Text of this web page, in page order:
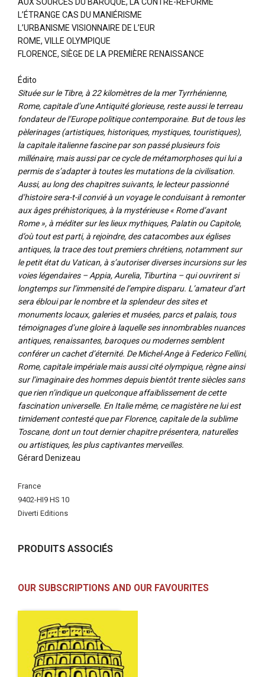
L’ÉTRANGE CAS DU MANIÉRISME
L’URBANISME VISIONNAIRE DE L’EUR
ROME, VILLE OLYMPIQUE
FLORENCE, SIÈGE DE LA PREMIÈRE RENAISSANCE
Édito
Située sur le Tibre, à 22 kilomètres de la mer Tyrrhénienne,
Rome, capitale d’une Antiquité glorieuse, reste aussi le terreau
fondateur de l’Europe politique contemporaine. But de tous les
pèlerinages (artistiques, historiques, mystiques, touristiques),
la capitale italienne fascine par son passé plusieurs fois
millénaire, mais aussi par ce cycle de métamorphoses qui lui a
permis de s’adapter à toutes les mutations de la civilisation.
Aussi, au long des chapitres suivants, le lecteur passionné
d’histoire sera-t-il convié à un voyage le conduisant à remonter
aux âges préhistoriques, à la mystérieuse « Rome d’avant
Rome », à méditer sur les lieux mythiques, Palatin ou Capitole,
d’où tout est parti, à rejoindre, des catacombes aux églises
antiques, la trace des tout premiers chrétiens, notamment sur
le petit état du Vatican, à s’autoriser diverses incursions sur les
voies légendaires – Appia, Aurelia, Tiburtina – qui ouvrirent si
longtemps sur l’immensité de l’empire disparu. L’amateur d’art
sera ébloui par le nombre et la splendeur des sites et
monuments locaux, galeries et musées, parcs et palais, tous
témoignages d’une gloire à laquelle ses innombrables nuances
antiques, renaissantes, baroques ou modernes semblent
conférer un cachet d’éternité. De Michel-Ange à Federico Fellini,
Rome, capitale impériale mais aussi cité olympique, règne ainsi
sur l’imaginaire des hommes depuis bientôt trente siècles sans
que rien n’indique un quelconque affaiblissement de cette
fascination universelle. En Italie même, ce magistère ne lui est
timidement contesté que par Florence, capitale de la sublime
Toscane, dont un tout dernier chapitre présentera, naturelles
ou artistiques, les plus captivantes merveilles.
Gérard Denizeau
More
Information
France
9402-HI9 HS 10
Diverti Editions
PRODUITS ASSOCIÉS
OUR SUBSCRIPTIONS AND OUR FAVOURITES